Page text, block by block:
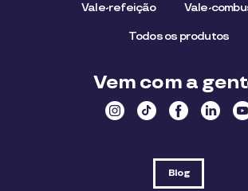
Vale-refeição Vale-
Todos os produtos
Vem com a
Blog